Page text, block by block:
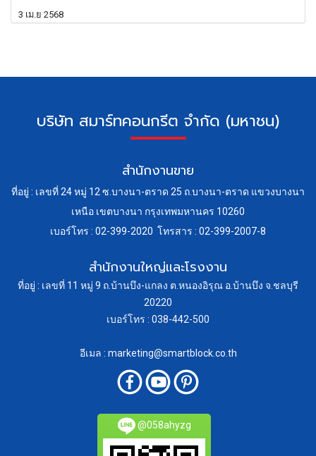
3 เม.ย 2568
บริษัท สมาร์ทคอนกรีต จำกัด (มหาชน)
สำนักงานขาย
ที่อยู่ : เลขที่ 24 หมู่ 12 ซ.บางนา-ตราด 25 ถ.บางนา-ตราด แขวงบางนา
เหนือ เขตบางนา กรุงเทพมหานคร 10260
เบอร์โทร : 02-399-2020 โทรสาร : 02-399-2007-8
สำนักงานใหญ่และโรงงาน
ที่อยู่ : เลขที่ 11 หมู่ 9 ถ.บ้านบึง-แกลง ต.หนองอิรุณ อ.บ้านบึง จ.ชลบุรี
20220
เบอร์โทร : 038-442-500
อีเมล : marketing@smartblock.co.th
@058ahyzg